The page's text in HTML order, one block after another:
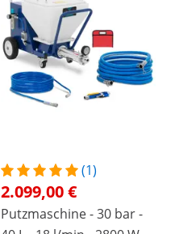
(1)
2.099,00 €
Putzmaschine - 30 bar -